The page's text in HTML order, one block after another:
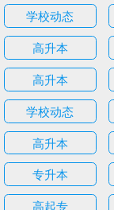
学校动态
高升本
高升本
学校动态
高升本
专升本
高起专